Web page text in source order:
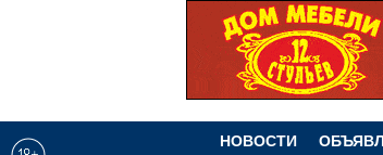
НОВОСТИ